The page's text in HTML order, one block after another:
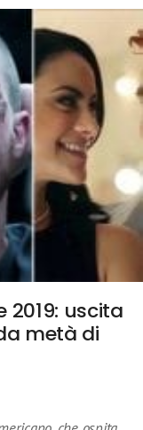
2019: uscita
metà di